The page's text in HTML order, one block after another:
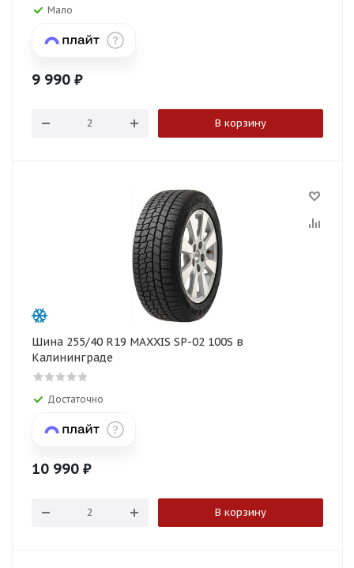
Мало
9 990 ₽
В корзину
Шина 255/40 R19 MAXXIS SP-02 100S в
Калининграде
Достаточно
10 990 ₽
В корзину